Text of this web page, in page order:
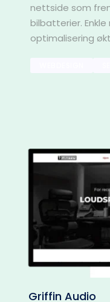
nettside som
bilbatterier. Enkle
optimalisering
Griffin Audio